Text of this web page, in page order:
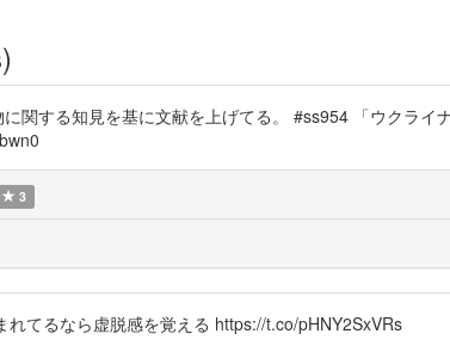
関する知見を基に文献を上げてる。 #ss954 「ウクラ
3
てるなら虚脱感を覚える https://t.co/pHNY2SxVRs